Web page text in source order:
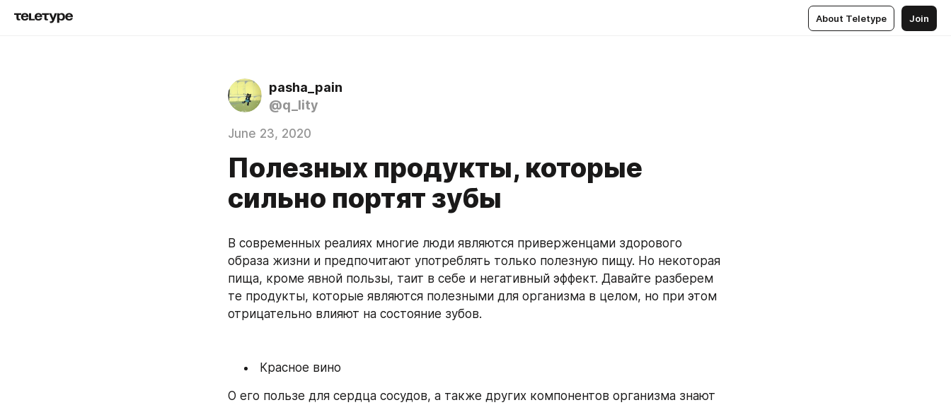
About Teletype Join
pasha_pain
@q_lity
June 23, 2020
Полезных продукты, которые
сильно портят зубы
В современных реалиях многие люди являются приверженцами здорового
образа жизни и предпочитают употреблять только полезную пищу. Но некоторая
пища, кроме явной пользы, таит в себе и негативный эффект. Давайте разберем
те продукты, которые являются полезными для организма в целом, но при этом
отрицательно влияют на состояние зубов.
Красное вино
О его пользе для сердца сосудов, а также других компонентов организма знают